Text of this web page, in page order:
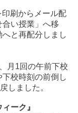
刷からメール配
い授業」へ移
と再配分しまし
月1回の午前下校
校時刻の前倒し
しました。
ーク』